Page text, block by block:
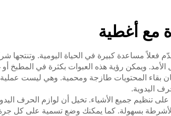
مع أغطية
فعلاً مساعدة كبيرة في الحياة اليومية.
ويمكن رؤية هذه العبوات بكثرة في المطبخ
بقاء المحتويات طازجة ومحمية. وهي ليست
اليدوية.
على تنظيم جميع الأشياء. تخيل أن لوازم الحرف
بسهولة. كما يمكنك وضع تسمية على كل جرة